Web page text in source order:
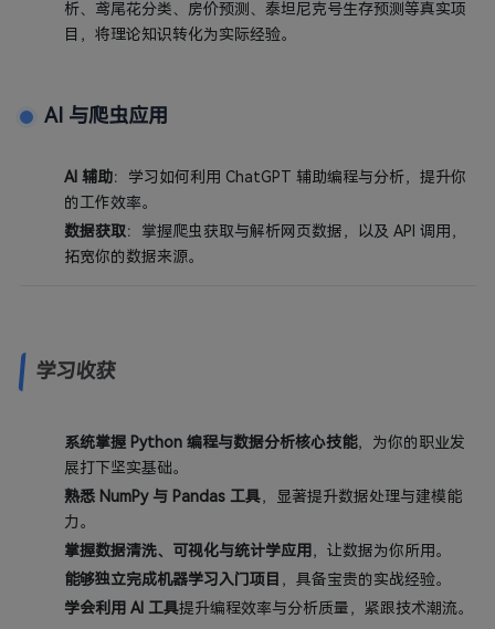
析、鸢尾花分类、房价预测、泰坦尼克号生存预测等真实项
目，将理论知识转化为实际经验。
AI 与爬虫应用
AI 辅助：学习如何利用 ChatGPT 辅助编程与分析，提升你
的工作效率。
数据获取：掌握爬虫获取与解析网页数据，以及 API 调用，
拓宽你的数据来源。
学习收获
系统掌握 Python 编程与数据分析核心技能，为你的职业发
展打下坚实基础。
熟悉 NumPy 与 Pandas 工具，显著提升数据处理与建模能
力。
掌握数据清洗、可视化与统计学应用 ，让数据为你所用。
能够独立完成机器学习入门项目 ，具备宝贵的实战经验。
学会利用 AI 工具提升编程效率与分析质量，紧跟技术潮流。